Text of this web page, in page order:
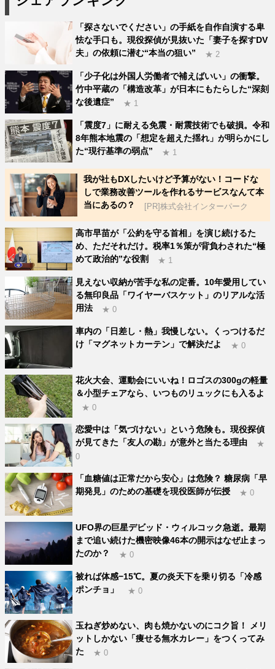
「探さないでください」の手紙を自作自演する卑
怯な手口も。現役探偵が見抜いた「妻子を探すDV
夫」の依頼に潜む“本当の狙い”
★ 2
「少子化は外国人労働者で補えばいい」の衝撃。
竹中平蔵の「構造改革」が日本にもたらした“深刻
な後遺症”
★ 1
「震度7」に耐える免震・耐震技術でも破損。令和
8年熊本地震の「想定を超えた揺れ」が明らかにし
た“現行基準の弱点”
★ 1
我が社もDXしたいけど予算がない！コードな
しで業務改善ツールを作れるサービスなんて本
当にあるの？
[PR]株式会社インターパーク
高市早苗が「公約を守る首相」を演じ続けるた
め、ただそれだけ。税率1％策が背負わされた“極
めて政治的”な役割
★ 1
見えない収納が苦手な私の定番。10年愛用してい
る無印良品「ワイヤーバスケット」のリアルな活
用法
★ 0
車内の「日差し・熱」我慢しない。くっつけるだ
け「マグネットカーテン」で解決だよ
★ 0
花火大会、運動会にいいね！ロゴスの300gの軽量
＆小型チェアなら、いつものリュックにも入るよ
★ 0
恋愛中は「気づけない」という危険も。現役探偵
が見てきた「友人の勘」が意外と当たる理由
★
0
「血糖値は正常だから安心」は危険？ 糖尿病「早
期発見」のための基礎を現役医師が伝授
★ 0
UFO界の巨星デビッド・ウィルコック急逝。最期
まで追い続けた機密映像46本の開示はなぜ止まっ
たのか？
★ 0
被れば体感−15℃。夏の炎天下を乗り切る「冷感
ポンチョ」
★ 0
玉ねぎ炒めない、肉も焼かないのにコク旨！ メリ
ットしかない「痩せる無水カレー」をつくってみ
た
★ 0